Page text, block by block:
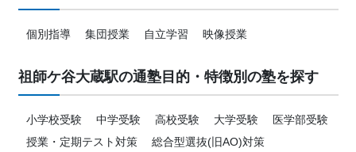
個別指導 集団授業 自立学習 映像授業
祖師ケ谷大蔵駅の通塾目的・特徴別の塾を探す
小学校受験 中学受験 高校受験 大学受験
医学部受験
授業・定期テスト対策
総合型選抜(旧AO)対策